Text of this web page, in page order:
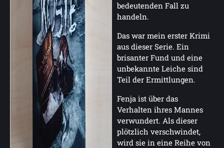
bedeutenden Fall zu
handeln.
Das war mein erster Krimi
aus dieser Serie. Ein
brisanter Fund und eine
unbekannte Leiche sind
Teil der Ermittlungen.
Fenja ist über das
Verhalten ihres Mannes
verwundert. Als dieser
plötzlich verschwindet,
wird sie in eine Reihe von